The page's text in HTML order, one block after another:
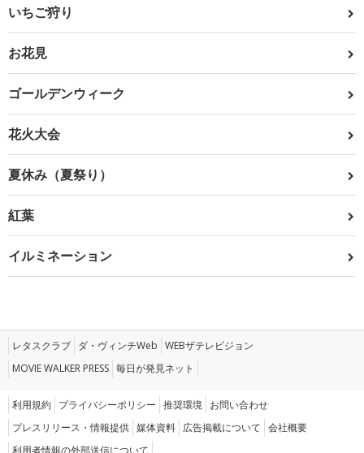
いちご狩り
お花見
ゴールデンウィーク
花火大会
夏休み（夏祭り）
紅葉
イルミネーション
レタスクラブ ダ・ヴィンチWeb WEBザテレビジョン
MOVIE WALKER PRESS 毎日が発見ネット
利用規約 プライバシーポリシー 推奨環境 お問い合わせ
プレスリリース・情報提供 媒体資料 広告掲載について 会社概要